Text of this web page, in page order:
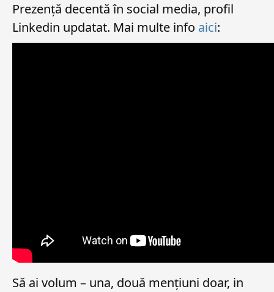
Prezență decentă în social media, profil
Linkedin updatat. Mai multe info aici:
Să ai volum – una, două mențiuni doar, in